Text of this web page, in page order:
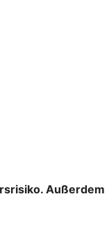
Außerdem